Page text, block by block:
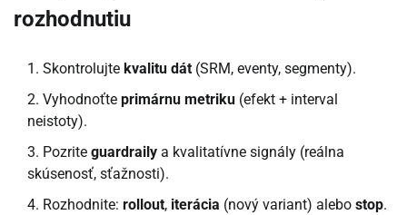
rozhodnutiu
Skontrolujte kvalitu dát (SRM, eventy, segmenty).
Vyhodnoťte primárnu metriku (efekt + interval
neistoty).
Pozrite guardraily a kvalitatívne signály (reálna
skúsenosť, sťažnosti).
Rozhodnite: rollout, iterácia (nový variant) alebo stop.